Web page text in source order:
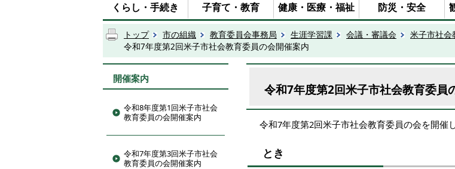
くらし・手続き 子育て・教育 健康・医療・福祉 防災・安全
トップ 市の組織 教育委員会事務局 生涯学習課 会議・審議会 米子市社会
令和7年度第2回米子市社会教育委員の会開催案内
開催案内
令和8年度第1回米子市社会
教育委員の会開催案内
令和7年度第3回米子市社会
教育委員の会開催案内
令和7年度第2回米子市社会教育委員
令和7年度第2回米子市社会教育委員の会を開催し
とき